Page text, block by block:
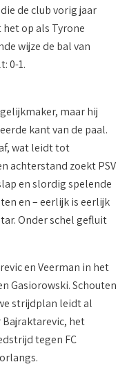
de club vorig jaar
op als Tyrone
wijze de bal van
0-1.
maar hij
kant van de paal.
wat leidt tot
achterstand zoekt PSV
en slordig spelende
en – eerlijk is eerlijk
Onder schel gefluit
en Veerman in het
Gasiorowski. Schouten
strijdplan leidt al
het
tegen FC